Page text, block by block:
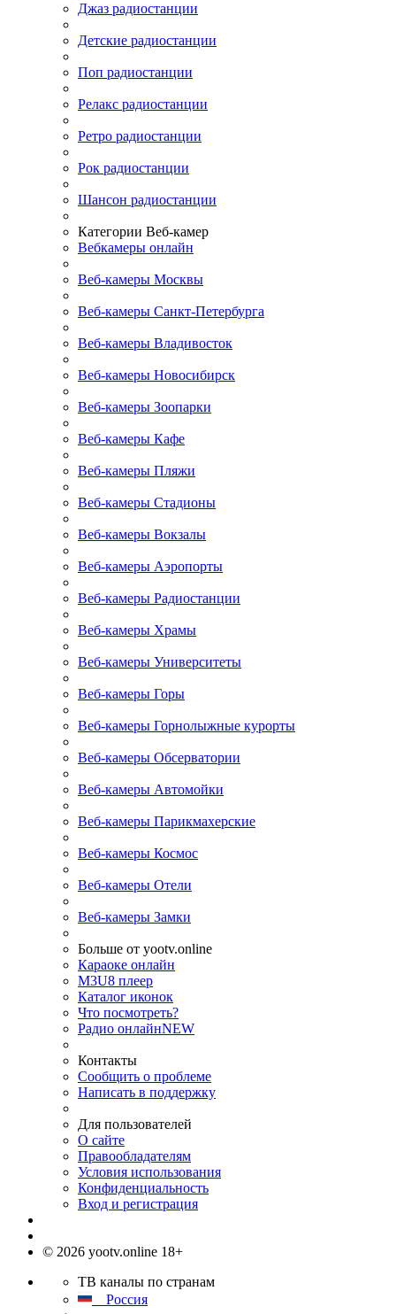
Джаз радиостанции
Детские радиостанции
Поп радиостанции
Релакс радиостанции
Ретро радиостанции
Рок радиостанции
Шансон радиостанции
Категории Веб-камер
Вебкамеры онлайн
Веб-камеры Москвы
Веб-камеры Санкт-Петербурга
Веб-камеры Владивосток
Веб-камеры Новосибирск
Веб-камеры Зоопарки
Веб-камеры Кафе
Веб-камеры Пляжи
Веб-камеры Стадионы
Веб-камеры Вокзалы
Веб-камеры Аэропорты
Веб-камеры Радиостанции
Веб-камеры Храмы
Веб-камеры Университеты
Веб-камеры Горы
Веб-камеры Горнолыжные курорты
Веб-камеры Обсерватории
Веб-камеры Автомойки
Веб-камеры Парикмахерские
Веб-камеры Космос
Веб-камеры Отели
Веб-камеры Замки
Больше от yootv.online
Караоке онлайн
M3U8 плеер
Каталог иконок
Что посмотреть?
Радио онлайнNEW
Контакты
Сообщить о проблеме
Написать в поддержку
Для пользователей
О сайте
Правообладателям
Условия использования
Конфиденциальность
Вход и регистрация
© 2026 yootv.online 18+
ТВ каналы по странам
Россия